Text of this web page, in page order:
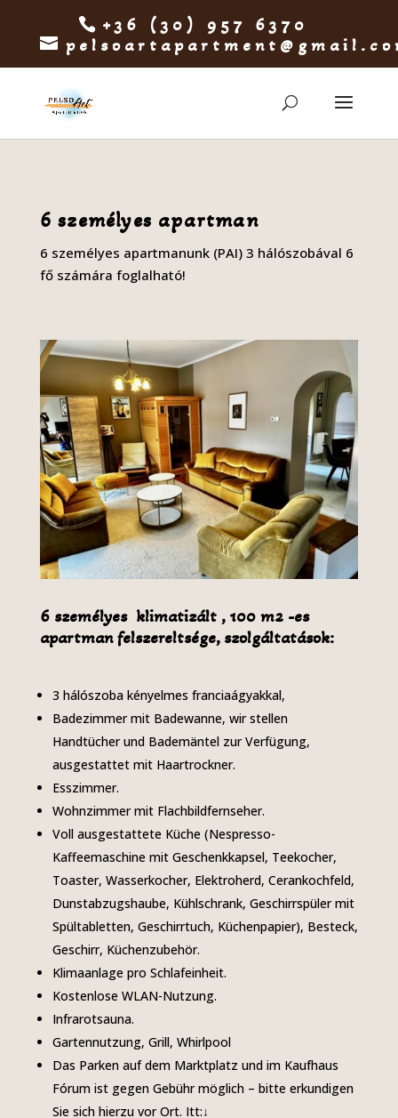
+36 (30) 957 6370
6 személyes apartman
6 személyes apartmanunk (PAI) 3 hálószobával 6
fő számára foglalható!
6 személyes klimatizált , 100 m2 -es
apartman felszereltsége, szolgáltatások:
3 hálószoba kényelmes franciaágyakkal,
Badezimmer mit Badewanne, wir stellen
Handtücher und Bademäntel zur Verfügung,
ausgestattet mit Haartrockner.
Esszimmer.
Wohnzimmer mit Flachbildfernseher.
Voll ausgestattete Küche (Nespresso-
Kaffeemaschine mit Geschenkkapsel, Teekocher,
Toaster, Wasserkocher, Elektroherd, Cerankochfeld,
Dunstabzugshaube, Kühlschrank, Geschirrspüler mit
Spültabletten, Geschirrtuch, Küchenpapier), Besteck,
Geschirr, Küchenzubehör.
Klimaanlage pro Schlafeinheit.
Kostenlose WLAN-Nutzung.
Infrarotsauna.
Gartennutzung, Grill, Whirlpool
Das Parken auf dem Marktplatz und im Kaufhaus
Fórum ist gegen Gebühr möglich – bitte erkundigen
Sie sich hierzu vor Ort. Itt:↓